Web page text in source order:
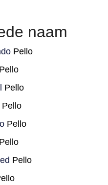
naam
Pello
Pello
Pello
Pello
Pello
Pello
Pello